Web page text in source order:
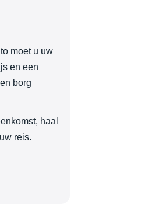
moet u uw
en een
borg
haal
reis.